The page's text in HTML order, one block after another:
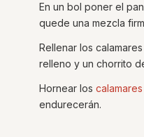
En un bol poner el
quede una mezcla
Rellenar los
relleno y un chorrito
Hornear los calamares
endurecerán.